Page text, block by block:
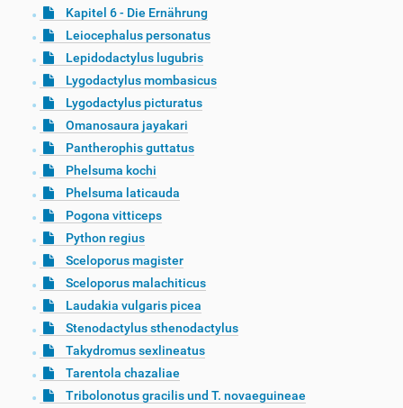
Kapitel 6 - Die Ernährung
Leiocephalus personatus
Lepidodactylus lugubris
Lygodactylus mombasicus
Lygodactylus picturatus
Omanosaura jayakari
Pantherophis guttatus
Phelsuma kochi
Phelsuma laticauda
Pogona vitticeps
Python regius
Sceloporus magister
Sceloporus malachiticus
Laudakia vulgaris picea
Stenodactylus sthenodactylus
Takydromus sexlineatus
Tarentola chazaliae
Tribolonotus gracilis und T. novaeguineae